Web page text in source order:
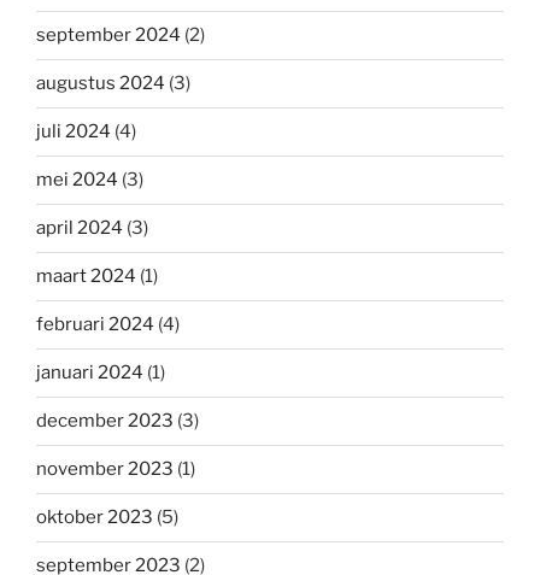
september 2024 (2)
augustus 2024 (3)
juli 2024 (4)
mei 2024 (3)
april 2024 (3)
maart 2024 (1)
februari 2024 (4)
januari 2024 (1)
december 2023 (3)
november 2023 (1)
oktober 2023 (5)
september 2023 (2)